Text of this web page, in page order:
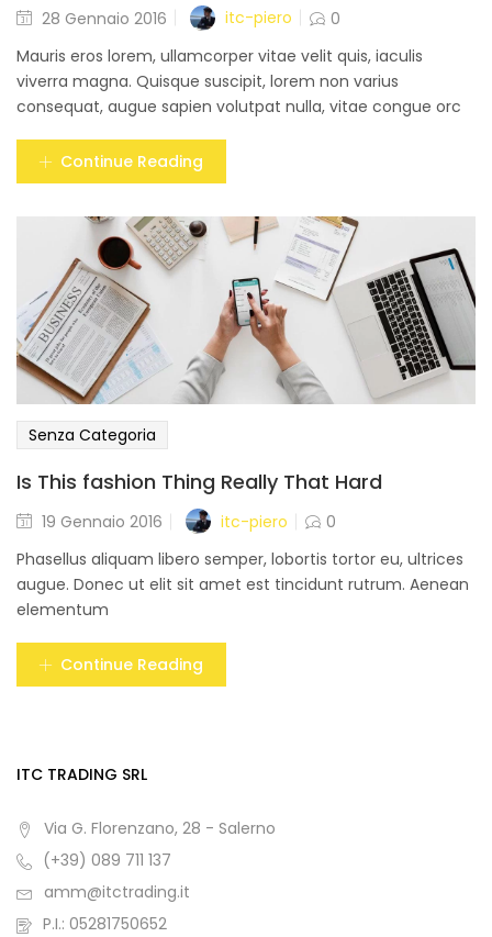
Posted
28 Gennaio 2016 itc-piero
0
Mauris eros lorem, ullamcorper vitae velit quis, iaculis
viverra magna. Quisque suscipit, lorem non varius
consequat, augue sapien volutpat nulla, vitae congue orc
Continue Reading
Senza Categoria
Is This fashion Thing Really That Hard
Posted
19 Gennaio 2016 itc-piero
0
Phasellus aliquam libero semper, lobortis tortor eu, ultrices
augue. Donec ut elit sit amet est tincidunt rutrum. Aenean
elementum
Continue Reading
ITC TRADING SRL
Via G. Florenzano, 28 - Salerno
(+39) 089 711 137
amm@itctrading.it
P.I.: 05281750652